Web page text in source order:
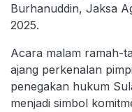
Burhanuddin, Jaksa
2025.
Acara malam ramah-
ajang perkenalan
penegakan hukum
menjadi simbol